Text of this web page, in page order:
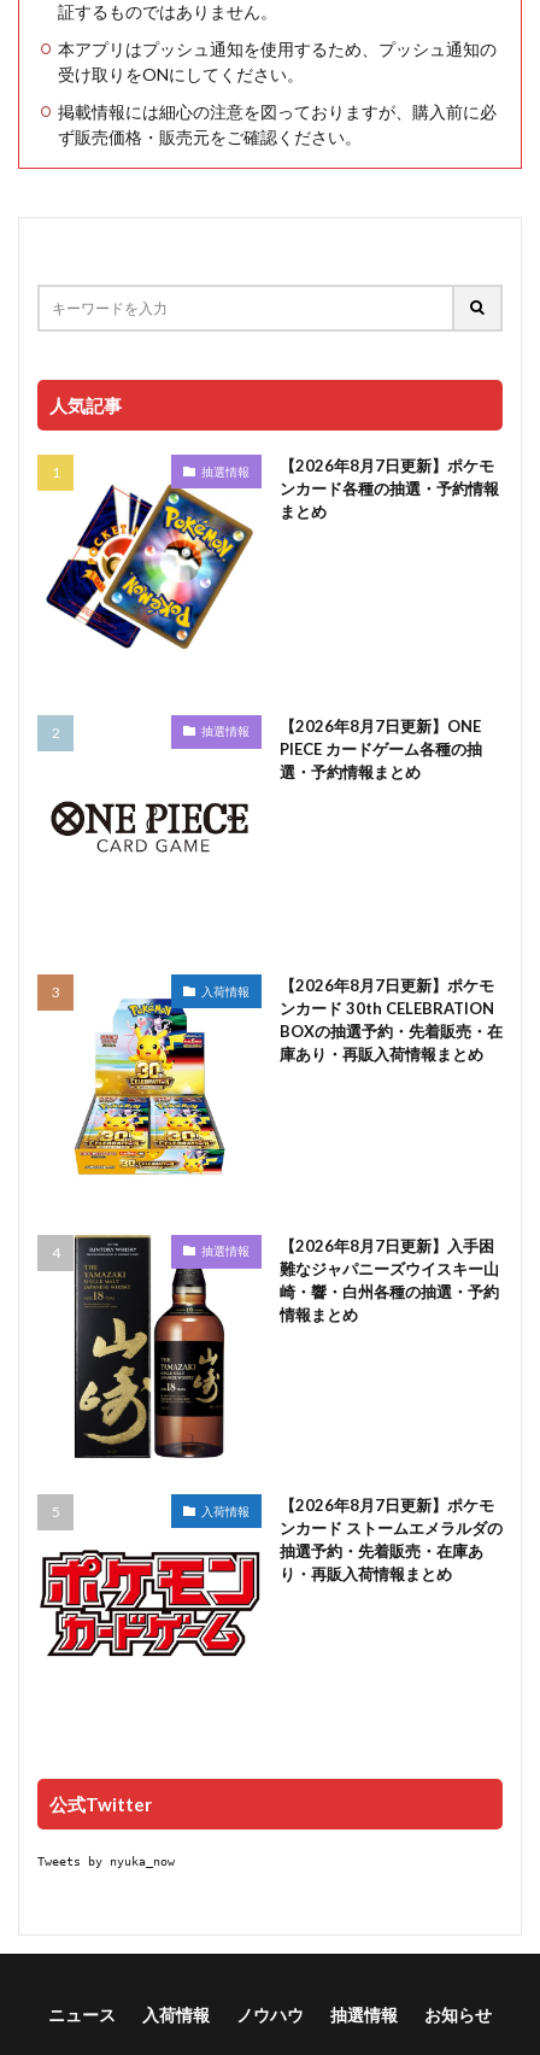
証するものではありません。
本アプリはプッシュ通知を使用するため、プッシュ通知の
受け取りをONにしてください。
掲載情報には細心の注意を図っておりますが、購入前に必
ず販売価格・販売元をご確認ください。
人気記事
抽選情報
【2026年8月7日更新】ポケモ
ンカード各種の抽選・予約情報
まとめ
抽選情報
【2026年8月7日更新】ONE
PIECE カードゲーム各種の抽
選・予約情報まとめ
入荷情報
【2026年8月7日更新】ポケモ
ンカード 30th CELEBRATION
BOXの抽選予約・先着販売・在
庫あり・再販入荷情報まとめ
抽選情報
【2026年8月7日更新】入手困
難なジャパニーズウイスキー山
崎・響・白州各種の抽選・予約
情報まとめ
入荷情報
【2026年8月7日更新】ポケモ
ンカード ストームエメラルダの
抽選予約・先着販売・在庫あ
り・再販入荷情報まとめ
公式Twitter
Tweets by nyuka_now
ニュース 入荷情報 ノウハウ 抽選情報 お知らせ